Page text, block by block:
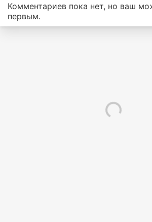
Комментариев пока нет, но ваш
первым.